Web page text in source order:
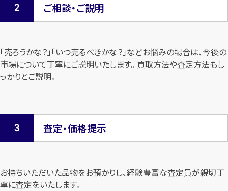
ご相談・ご説明
「売ろうかな？」「いつ売るべきかな？」などお悩みの場合は、今後の
市場について丁寧にご説明いたします。 買取方法や査定方法もし
っかりとご説明。
査定・価格提示
お持ちいただいた品物をお預かりし、経験豊富な査定員が親切丁
寧に査定をいたします。